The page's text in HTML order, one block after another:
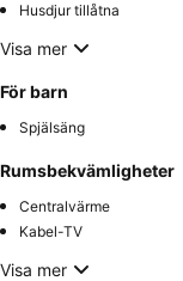
Husdjur tillåtna
Visa mer
För barn
Spjälsäng
Rumsbekvämligheter
Centralvärme
Kabel-TV
Visa mer